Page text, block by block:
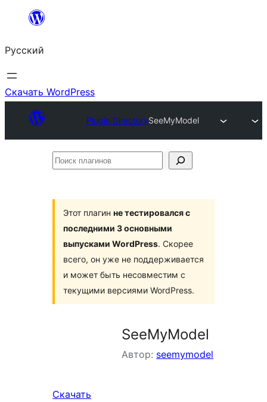
Перейти
содержимому
Русский
Скачать WordPress
Plugin DirectorySeeMyModel
Поиск
Этот плагин не тестировался с
последними 3 основными
выпусками WordPress. Скорее
всего, он уже не поддерживается
и может быть несовместим с
текущими версиями WordPress.
SeeMyModel
Автор: seemymodel
Скачать